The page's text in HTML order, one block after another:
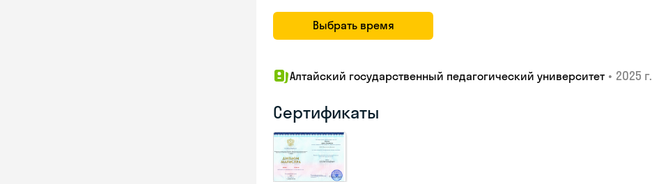
Выбрать время
Алтайский государственный педагогический университет • 2025 г.
Сертификаты